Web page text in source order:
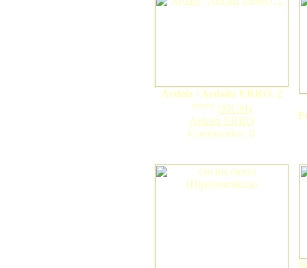
Ardaiz / Ardaitz ERRO. 2
nuevo (MCM)
Ardaitz ERRO
Comentarios: 0